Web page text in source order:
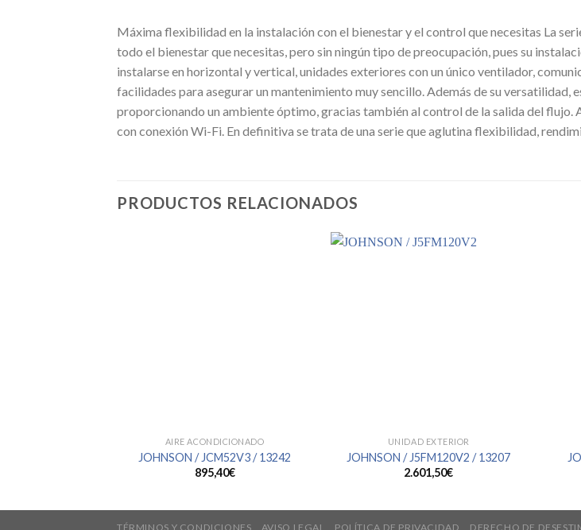
Máxima flexibilidad en la instalación con el bienestar y el control que necesitas La
todo el bienestar que necesitas, pero sin ningún tipo de preocupación, pues su
instalarse en horizontal y vertical, unidades exteriores con un único ventilador,
facilidades para asegurar un mantenimiento muy sencillo. Además de su
proporcionando un ambiente óptimo, gracias también al control de la salida del
con conexión Wi-Fi. En definitiva se trata de una serie que aglutina flexibilidad,
PRODUCTOS RELACIONADOS
AIRE ACONDICIONADO
JOHNSON / JCM52V3 / 13242
895,40€
UNIDAD EXTERIOR
JOHNSON / J5FM120V2 / 13207
2.601,50€
TÉRMINOS Y CONDICIONES AVISO LEGAL POLÍTICA DE PRIVACIDAD DERECHO DE